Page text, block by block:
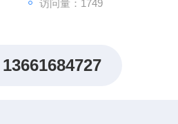
访问量：1749
13661684727